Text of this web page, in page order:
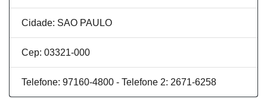
Cidade: SAO PAULO
Cep: 03321-000
Telefone: 97160-4800 - Telefone 2: 2671-6258